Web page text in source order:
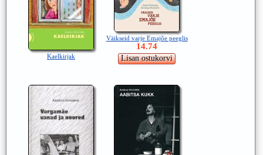
Kaelkirjak
Väikseid varje Emajõe peeglis
14.74